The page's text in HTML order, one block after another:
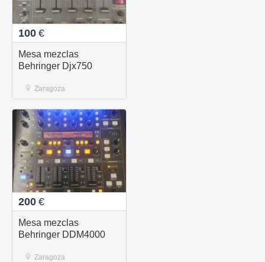
100 €
Mesa mezclas
Behringer Djx750
Zaragoza
200 €
Mesa mezclas
Behringer DDM4000
Zaragoza